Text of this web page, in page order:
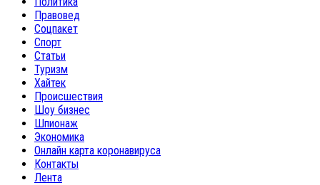
Правовед
Соцпакет
Спорт
Статьи
Туризм
Хайтек
Происшествия
Шоу бизнес
Шпионаж
Экономика
Онлайн карта коронавируса
Контакты
Лента